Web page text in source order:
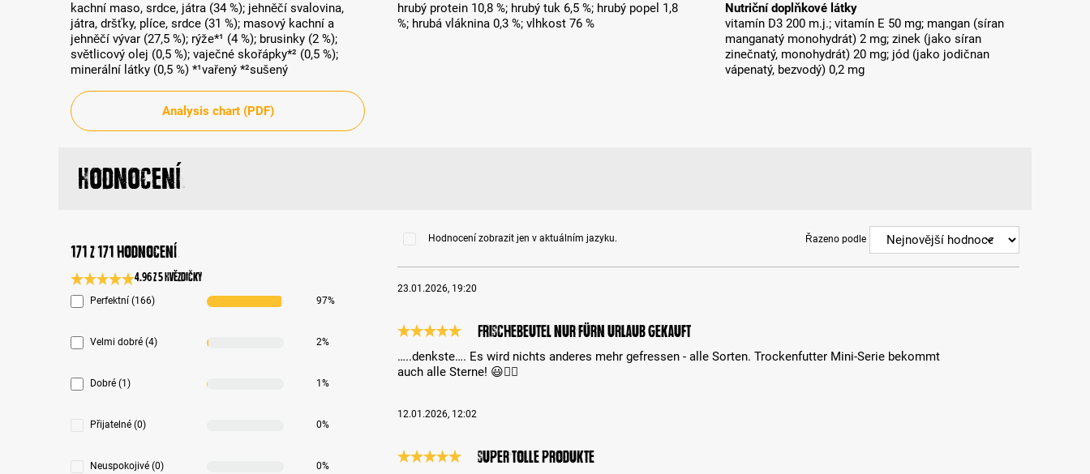
kachní maso, srdce, játra (34 %); jehněčí svalovina,
játra, dršťky, plíce, srdce (31 %); masový kachní a
jehněčí vývar (27,5 %); rýže*¹ (4 %); brusinky (2 %);
světlicový olej (0,5 %); vaječné skořápky*² (0,5 %);
minerální látky (0,5 %) *¹vařený *²sušený
hrubý protein 10,8 %; hrubý tuk 6,5 %; hrubý popel 1,8
%; hrubá vláknina 0,3 %; vlhkost 76 %
Nutriční doplňkové látky
vitamín D3 200 m.j.; vitamín E 50 mg; mangan (síran
manganatý monohydrát) 2 mg; zinek (jako síran
zinečnatý, monohydrát) 20 mg; jód (jako jodičnan
vápenatý, bezvodý) 0,2 mg
Analysis chart (PDF)
Hodnocení
171 z 171 hodnocení
Průměrné hodnocení 4.9 z 5 hvězd
4.96 z 5 Hvězdičky
Perfektní (166) 97%
Velmi dobré (4) 2%
Dobré (1) 1%
Přijatelné (0) 0%
Neuspokojivé (0) 0%
Hodnocení zobrazit jen v aktuálním jazyku. Řazeno podle
23.01.2026, 19:20
Frischebeutel nur fürn Urlaub gekauft
…..denkste…. Es wird nichts anderes mehr gefressen - alle Sorten. Trockenfutter Mini-Serie bekommt
auch alle Sterne! 😃👌🏻
12.01.2026, 12:02
Super tolle Produkte